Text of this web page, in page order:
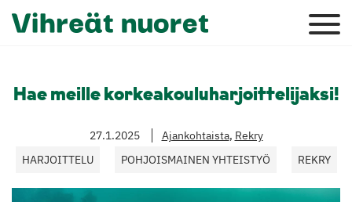
Hae meille korkeakouluharjoittelijaksi!
27.1.2025 Ajankohtaista, Rekry
HARJOITTELU
POHJOISMAINEN YHTEISTYÖ REKRY